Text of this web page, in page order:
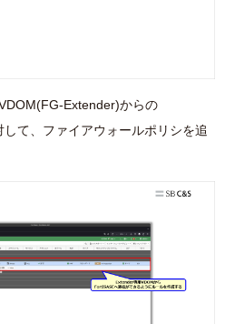
Extender)からの
て、ファイアウォールポリシを追